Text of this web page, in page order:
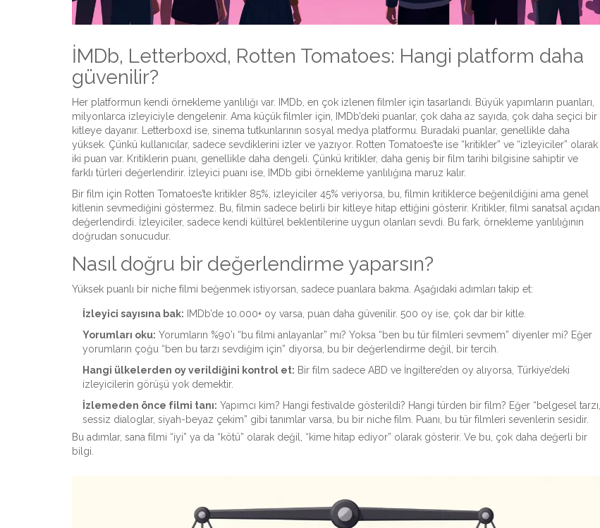
İMDb, Letterboxd, Rotten Tomatoes: Hangi platform daha
güvenilir?
Her platformun kendi örnekleme yanlılığı var. IMDb, en çok izlenen filmler için tasarlandı. Büyük yapımların puanları,
milyonlarca izleyiciyle dengelenir. Ama küçük filmler için, IMDb’deki puanlar, çok daha az sayıda, çok daha seçici bir
kitleye dayanır. Letterboxd ise, sinema tutkunlarının sosyal medya platformu. Buradaki puanlar, genellikle daha
yüksek. Çünkü kullanıcılar, sadece sevdiklerini izler ve yazıyor. Rotten Tomatoes’te ise “kritikler” ve “izleyiciler” olarak
iki puan var. Kritiklerin puanı, genellikle daha dengeli. Çünkü kritikler, daha geniş bir film tarihi bilgisine sahiptir ve
farklı türleri değerlendirir. İzleyici puanı ise, IMDb gibi örnekleme yanlılığına maruz kalır.
Bir film için Rotten Tomatoes’te kritikler 85%, izleyiciler 45% veriyorsa, bu, filmin kritiklerce beğenildiğini ama genel
kitlenin sevmediğini göstermez. Bu, filmin sadece belirli bir kitleye hitap ettiğini gösterir. Kritikler, filmi sanatsal açıdan
değerlendirdi. İzleyiciler, sadece kendi kültürel beklentilerine uygun olanları sevdi. Bu fark, örnekleme yanlılığının
doğrudan sonucudur.
Nasıl doğru bir değerlendirme yaparsın?
Yüksek puanlı bir niche filmi beğenmek istiyorsan, sadece puanlara bakma. Aşağıdaki adımları takip et:
İzleyici sayısına bak: IMDb’de 10.000+ oy varsa, puan daha güvenilir. 500 oy ise, çok dar bir kitle.
Yorumları oku: Yorumların %90’ı “bu filmi anlayanlar” mı? Yoksa “ben bu tür filmleri sevmem” diyenler mi? Eğer
yorumların çoğu “ben bu tarzı sevdiğim için” diyorsa, bu bir değerlendirme değil, bir tercih.
Hangi ülkelerden oy verildiğini kontrol et: Bir film sadece ABD ve İngiltere’den oy alıyorsa, Türkiye’deki
izleyicilerin görüşü yok demektir.
İzlemeden önce filmi tanı: Yapımcı kim? Hangi festivalde gösterildi? Hangi türden bir film? Eğer “belgesel tarzı,
sessiz dialoglar, siyah-beyaz çekim” gibi tanımlar varsa, bu bir niche film. Puanı, bu tür filmleri sevenlerin sesidir.
Bu adımlar, sana filmi “iyi” ya da “kötü” olarak değil, “kime hitap ediyor” olarak gösterir. Ve bu, çok daha değerli bir
bilgi.